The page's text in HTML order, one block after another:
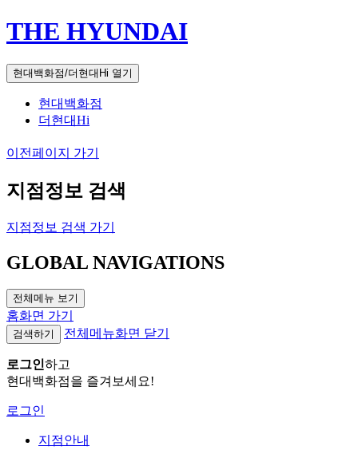
THE HYUNDAI
현대백화점/더현대Hi 열기
현대백화점
더현대Hi
이전페이지 가기
지점정보 검색
지점정보 검색 가기
GLOBAL NAVIGATIONS
전체메뉴 보기
홈화면 가기
검색하기 전체메뉴화면 닫기
로그인하고
현대백화점을 즐겨보세요!
로그인
지점안내